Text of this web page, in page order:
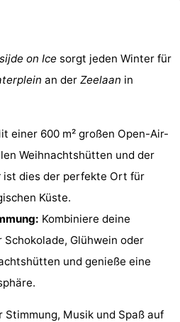
on Ice sorgt jeden Winter für
an der Zeelaan in
einer 600 m² großen Open-Air-
Weihnachtshütten und der
ist dies der perfekte Ort für
Küste.
Kombiniere deine
Glühwein oder
und genieße eine
Stimmung, Musik und Spaß auf